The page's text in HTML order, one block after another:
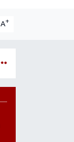
A+